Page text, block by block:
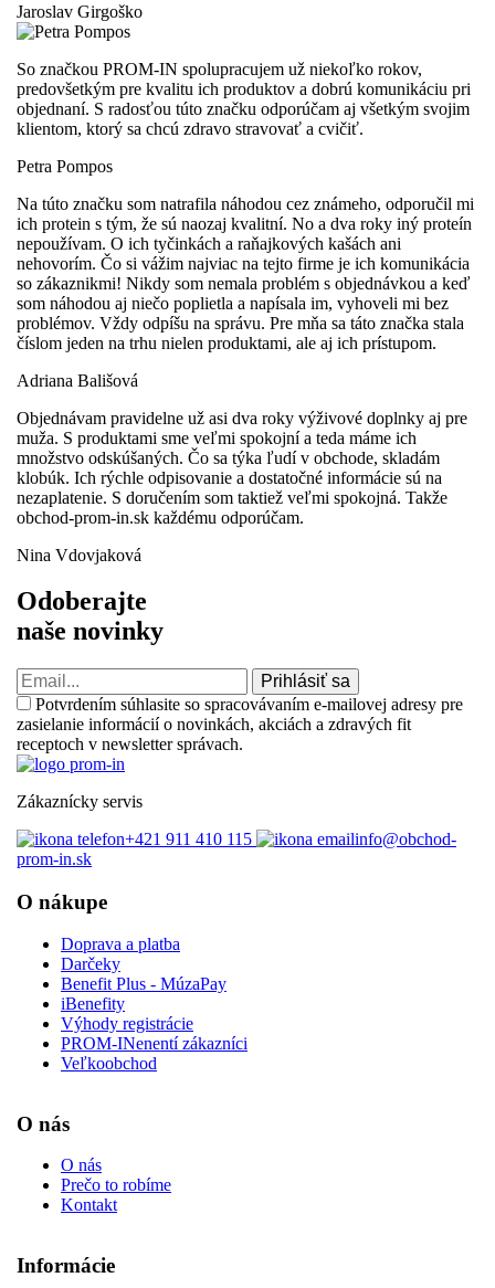
Jaroslav Girgoško
So značkou PROM-IN spolupracujem už niekoľko rokov,
predovšetkým pre kvalitu ich produktov a dobrú komunikáciu pri
objednaní. S radosťou túto značku odporúčam aj všetkým svojim
klientom, ktorý sa chcú zdravo stravovať a cvičiť.
Petra Pompos
Na túto značku som natrafila náhodou cez známeho, odporučil mi
ich protein s tým, že sú naozaj kvalitní. No a dva roky iný proteín
nepoužívam. O ich tyčinkách a raňajkových kašách ani
nehovorím. Čo si vážim najviac na tejto firme je ich komunikácia
so zákaznikmi! Nikdy som nemala problém s objednávkou a keď
som náhodou aj niečo poplietla a napísala im, vyhoveli mi bez
problémov. Vždy odpíšu na správu. Pre mňa sa táto značka stala
číslom jeden na trhu nielen produktami, ale aj ich prístupom.
Adriana Bališová
Objednávam pravidelne už asi dva roky výživové doplnky aj pre
muža. S produktami sme veľmi spokojní a teda máme ich
množstvo odskúšaných. Čo sa týka ľudí v obchode, skladám
klobúk. Ich rýchle odpisovanie a dostatočné informácie sú na
nezaplatenie. S doručením som taktiež veľmi spokojná. Takže
obchod-prom-in.sk každému odporúčam.
Nina Vdovjaková
Odoberajte
naše novinky
Prihlásiť sa
Potvrdením súhlasite so spracovávaním e-mailovej adresy pre
zasielanie informácií o novinkách, akciách a zdravých fit
receptoch v newsletter správach.
Zákaznícky servis
+421 911 410 115‬
info@obchod-
prom-in.sk
O nákupe
Doprava a platba
Darčeky
Benefit Plus - MúzaPay
iBenefity
Výhody registrácie
PROM-INenentí zákazníci
Veľkoobchod
O nás
O nás
Prečo to robíme
Kontakt
Informácie